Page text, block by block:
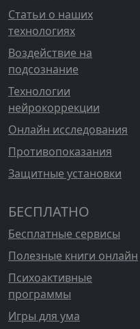
Статьи о наших
технологиях
Воздействие на
подсознание
Технологии
нейрокоррекции
Онлайн исследования
Противопоказания
Защитные установки
БЕСПЛАТНО
Бесплатные сервисы
Полезные книги онлайн
Психоактивные
программы
Игры для ума